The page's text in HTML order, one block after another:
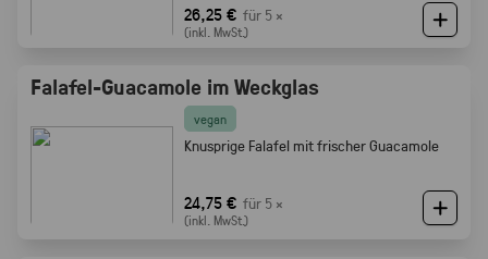
Röstaromen vom knusprigen Brot
26,25 € für 5 ×
(inkl. MwSt.)
Falafel-Guacamole im Weckglas
vegan
Knusprige Falafel mit frischer Guacamole
24,75 € für 5 ×
(inkl. MwSt.)